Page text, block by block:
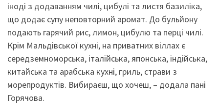
іноді з додаванням чилі, цибулі та листя базиліка,
що додає супу неповторний аромат. До бульйону
подають гарячий рис, лимон, цибулю та перці чилі.
Крім Мальдівської кухні, на приватних віллах є
середземноморська, італійська, японська, індійська,
китайська та арабська кухні, гриль, страви з
морепродуктів. Вибираєш, що хочеш, – додала пані
Горячова.